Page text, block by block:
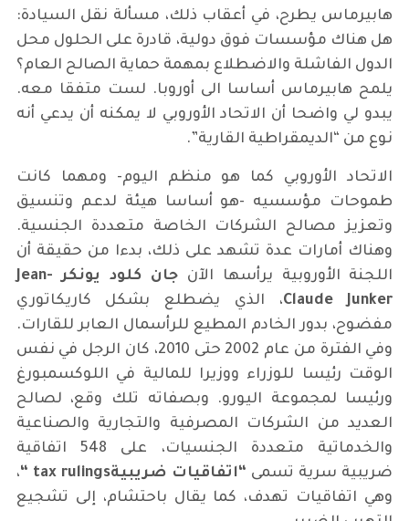
هابيرماس يطرح، في أعقاب ذلك، مسألة نقل السيادة:
هل هناك مؤسسات فوق دولية، قادرة على الحلول محل
الدول الفاشلة والاضطلاع بمهمة حماية الصالح العام؟
يلمح هابيرماس أساسا الى أوروبا. لست متفقا معه.
يبدو لي واضحا أن الاتحاد الأوروبي لا يمكنه أن يدعي أنه
نوع من “الديمقراطية القارية”.
الاتحاد الأوروبي كما هو منظم اليوم- ومهما كانت
طموحات مؤسسيه -هو أساسا هيئة لدعم وتنسيق
وتعزيز مصالح الشركات الخاصة متعددة الجنسية.
وهناك أمارات عدة تشهد على ذلك، بدءا من حقيقة أن
اللجنة الأوروبية يرأسها الآن جان كلود يونكر Jean-
Claude Junker، الذي يضطلع بشكل كاريكاتوري
مفضوح، بدور الخادم المطيع للرأسمال العابر للقارات.
وفي الفترة من عام 2002 حتى 2010، كان الرجل في نفس
الوقت رئيسا للوزراء ووزيرا للمالية في اللوكسمبورغ
ورئيسا لمجموعة اليورو. وبصفاته تلك وقع، لصالح
العديد من الشركات المصرفية والتجارية والصناعية
والخدماتية متعددة الجنسيات، على 548 اتفاقية
ضريبية سرية تسمى “اتفاقيات ضريبيةtax rulings
“،
وهي اتفاقيات تهدف، كما يقال باحتشام، إلى تشجيع